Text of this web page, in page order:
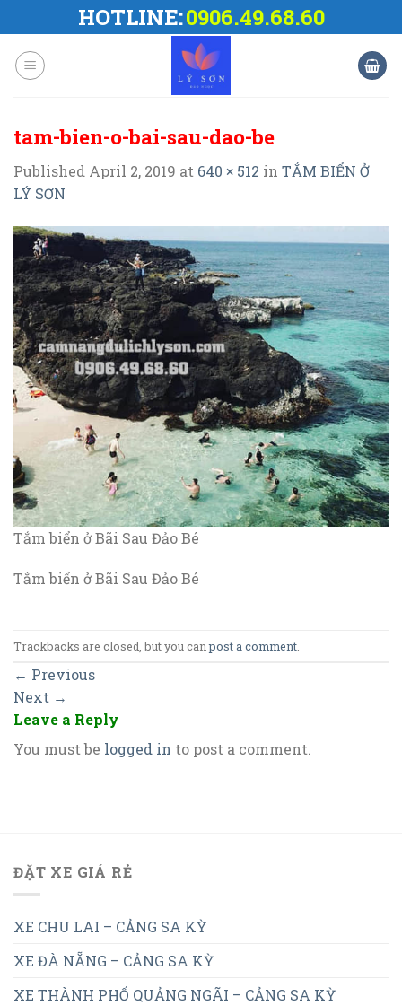
to
content
HOTLINE:0906.49.68.60
tam-bien-o-bai-sau-dao-be
Published April 2, 2019 at 640 × 512 in TẮM BIỂN Ở
LÝ SƠN
Tắm biển ở Bãi Sau Đảo Bé
Tắm biển ở Bãi Sau Đảo Bé
Trackbacks are closed, but you canpost a comment
← Previous
Next →
Leave a Reply
You must be logged in to post a comment.
ĐẶT XE GIÁ RẺ
XE CHU LAI – CẢNG SA KỲ
XE ĐÀ NẴNG – CẢNG SA KỲ
XE THÀNH PHỐ QUẢNG NGÃI – CẢNG SA KỲ